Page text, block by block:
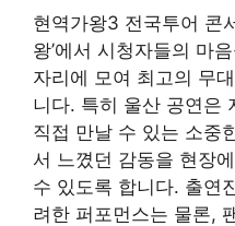
현역가왕3 전국투어 콘
왕’에서 시청자들의 마
자리에 모여 최고의 무
니다. 특히 울산 공연은
직접 만날 수 있는 소중
서 느꼈던 감동을 현장
수 있도록 합니다. 출연
려한 퍼포먼스는 물론,